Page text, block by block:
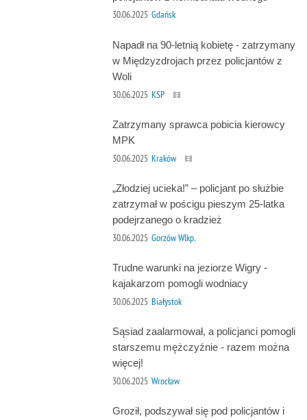
30.06.2025 Gdańsk
Napadł na 90-letnią kobietę - zatrzymany
w Międzyzdrojach przez policjantów z
Woli
30.06.2025 KSP
Zatrzymany sprawca pobicia kierowcy
MPK
30.06.2025 Kraków
„Złodziej ucieka!” – policjant po służbie
zatrzymał w pościgu pieszym 25-latka
podejrzanego o kradzież
30.06.2025 Gorzów Wlkp.
Trudne warunki na jeziorze Wigry -
kajakarzom pomogli wodniacy
30.06.2025 Białystok
Sąsiad zaalarmował, a policjanci pomogli
starszemu mężczyźnie - razem można
więcej!
30.06.2025 Wrocław
Groził, podszywał się pod policjantów i